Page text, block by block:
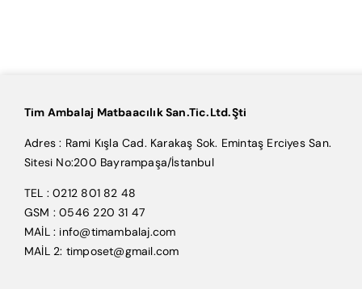
Tim Ambalaj Matbaacılık San.Tic.Ltd.Şti
Adres : Rami Kışla Cad. Karakaş Sok. Emintaş Erciyes San.
Sitesi No:200 Bayrampaşa/İstanbul
TEL : 0212 801 82 48
GSM : 0546 220 31 47
MAİL : info@timambalaj.com
MAİL 2: timposet@gmail.com